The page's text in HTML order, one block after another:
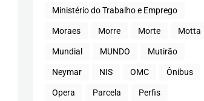
Ministério do Trabalho e Emprego
Moraes Morre Morte Motta
Mundial MUNDO Mutirão
Neymar NIS OMC Ônibus
Opera Parcela Perfis